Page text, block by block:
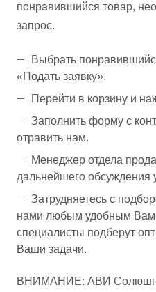
понравившийся товар,
запрос.
Выбрать
«Подать заявку».
Перейти в корзину и
Заполнить форму с
отравить нам.
Менеджер отдела
дальнейшего обсуждения
Затрудняетесь с
нами любым удобным
специалисты подберут
Ваши задачи.
ВНИМАНИЕ: АВИ Солюшнс